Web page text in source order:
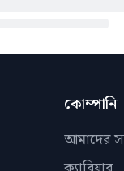
কোম্পানি
আমাদের